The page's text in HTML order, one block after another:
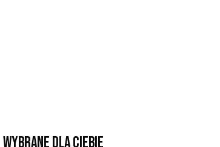
Wybrane dla Ciebie